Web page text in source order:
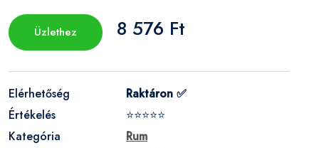
Üzlethez 8 576 Ft
Elérhetőség
Raktáron ✅
Értékelés
⭐⭐⭐⭐⭐
Kategória
Rum